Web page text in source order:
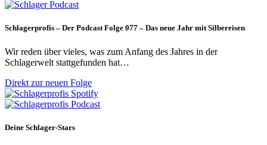
Schlagerprofis – Der Podcast Folge 077 – Das neue Jahr mit Silbereisen
Wir reden über vieles, was zum Anfang des Jahres in der
Schlagerwelt stattgefunden hat…
Direkt zur neuen Folge
Deine Schlager-Stars